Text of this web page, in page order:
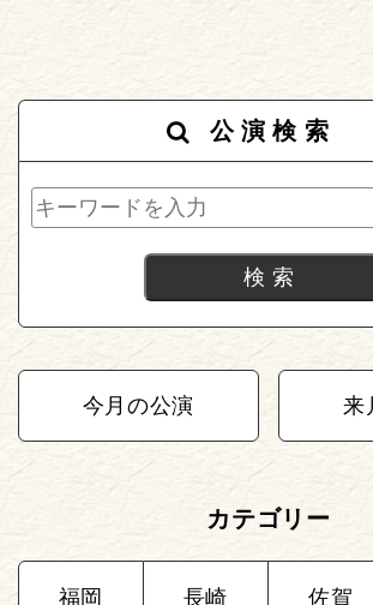
公演検索
今月の公演 来
カテゴリー
福岡 長崎 佐賀